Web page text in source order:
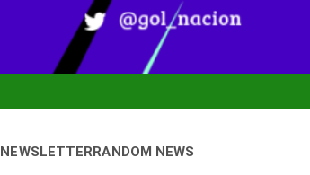
NEWSLETTERRANDOM NEWS